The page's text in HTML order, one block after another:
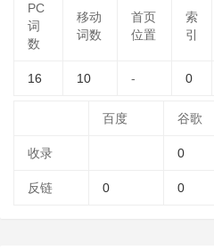
PC
词
数
移动
词数
首页
位置
索
引
16 10 - 0
百度 谷歌
收录 0
反链 0 0